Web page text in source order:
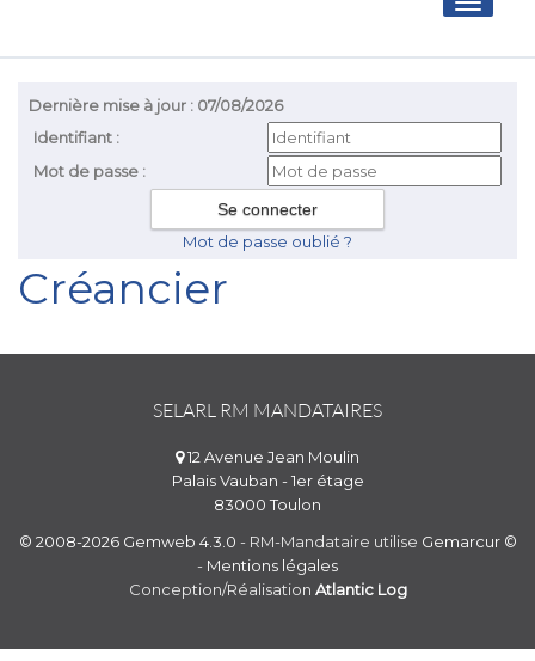
Toggle
Dernière mise à jour : 07/08/2026
Identifiant :
Mot de passe :
Mot de passe oublié ?
Créancier
SELARL RM MANDATAIRES
12 Avenue Jean Moulin
Palais Vauban - 1er étage
83000 Toulon
© 2008-2026 Gemweb 4.3.0 - RM-Mandataire utilise Gemarcur ©
- Mentions légales
Conception/Réalisation Atlantic Log